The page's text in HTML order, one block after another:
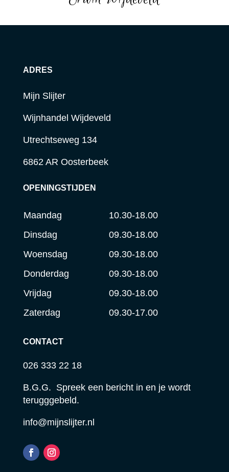
ADRES
Mijn Slijter
Wijnhandel Wijdeveld
Utrechtseweg 134
6862 AR Oosterbeek
OPENINGSTIJDEN
Maandag
10.30-18.00
Dinsdag
09.30-18.00
Woensdag
09.30-18.00
Donderdag
09.30-18.00
Vrijdag
09.30-18.00
Zaterdag
09.30-17.00
CONTACT
026 333 22 18
B.G.G. Spreek een bericht in en je wordt
terugggebeld.
info@mijnslijter.nl